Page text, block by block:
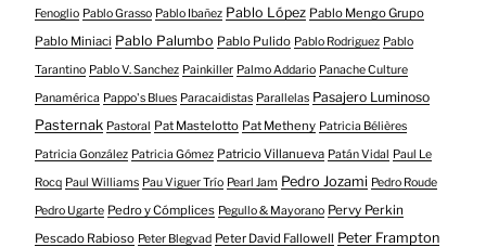
Fenoglio Pablo Grasso Pablo Ibañez Pablo López Pablo Mengo Grupo
Pablo Miniaci Pablo Palumbo Pablo Pulido Pablo Rodriguez Pablo
Tarantino Pablo V. Sanchez Painkiller Palmo Addario Panache Culture
Panamérica Pappo's Blues Paracaidistas Parallelas Pasajero Luminoso
Pasternak Pastoral Pat Mastelotto Pat Metheny Patricia Bélières
Patricia González Patricia Gómez Patricio Villanueva Patán Vidal Paul Le
Rocq Paul Williams Pau Viguer Trío Pearl Jam Pedro Jozami Pedro Roude
Pedro Ugarte Pedro y Cómplices Pegullo & Mayorano Pervy Perkin
Pescado Rabioso Peter Blegvad Peter David Fallowell Peter Frampton